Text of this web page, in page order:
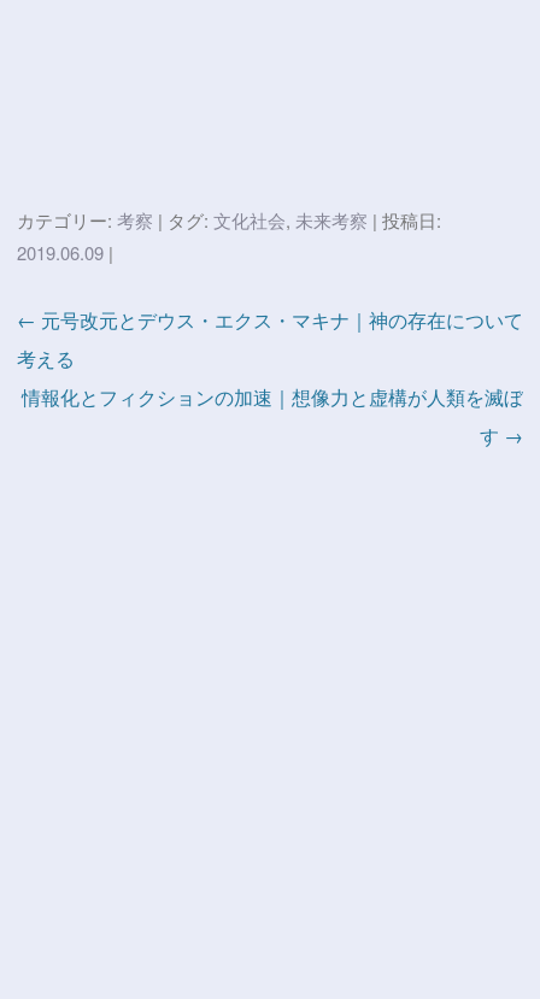
カテゴリー: 考察 | タグ: 文化社会, 未来考察 | 投稿日:
2019.06.09|
← 元号改元とデウス・エクス・マキナ｜神の存在について
考える
情報化とフィクションの加速｜想像力と虚構が人類を滅ぼ
す →